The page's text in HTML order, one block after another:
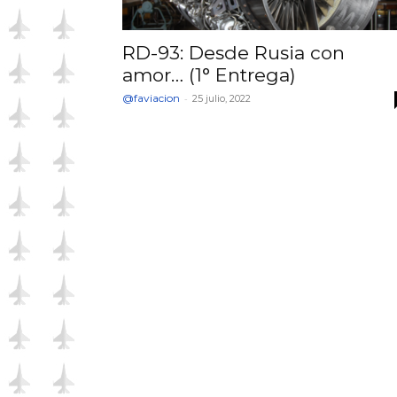
RD-93: Desde Rusia con
amor… (1° Entrega)
@faviacion - 25 julio, 2022